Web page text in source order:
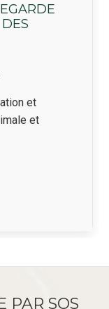
et
et
PAR SOS